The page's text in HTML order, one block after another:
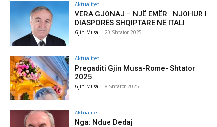
Aktualitet
VERA GJONAJ – NJË EMËR I NJOHUR I
DIASPORËS SHQIPTARE NË ITALI
Gjin Musa - 20 Shtator 2025
Aktualitet
Pregaditi Gjin Musa-Rome- Shtator
2025
Gjin Musa - 8 Shtator 2025
Aktualitet
Nga: Ndue Dedaj